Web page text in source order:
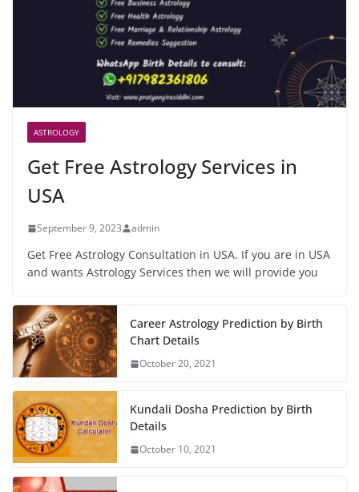
ASTROLOGY
Get Free Astrology Services in
USA
September 9, 2023 admin
Get Free Astrology Consultation in USA. If you are in USA
and wants Astrology Services then we will provide you
Career Astrology Prediction by Birth
Chart Details
October 20, 2021
Kundali Dosha Prediction by Birth
Details
October 10, 2021